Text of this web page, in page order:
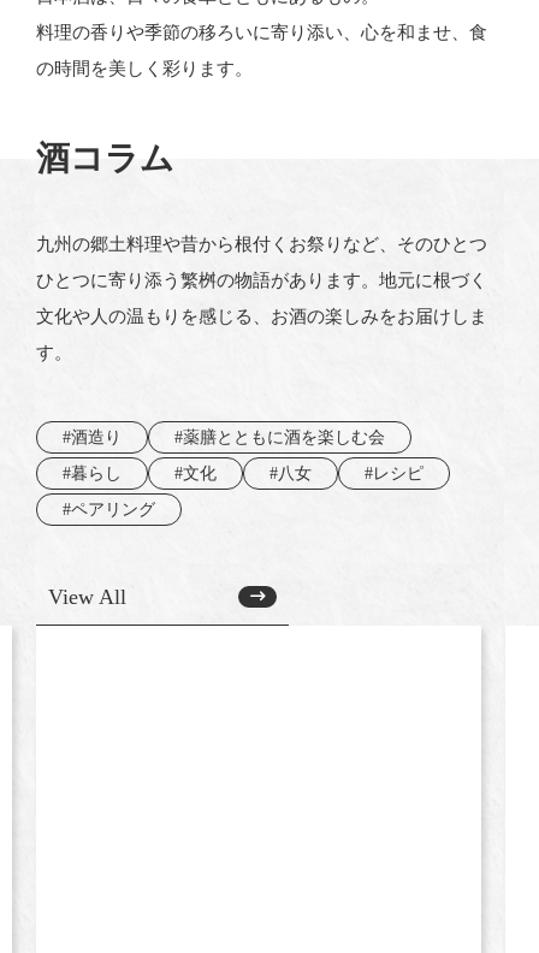
料理の香りや季節の移ろいに寄り添い、心を和ませ、食
の時間を美しく彩ります。
酒コラム
九州の郷土料理や昔から根付くお祭りなど、そのひとつ
ひとつに寄り添う繁桝の物語があります。地元に根づく
文化や人の温もりを感じる、お酒の楽しみをお届けしま
す。
#酒造り
#薬膳とともに酒を楽しむ会
#暮らし
#文化 #八女
#レシピ
#ペアリング
View All